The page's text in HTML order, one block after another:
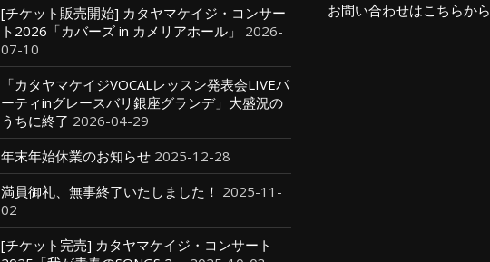
[チケット販売開始] カタヤマケイジ・コンサー
ト2026「カバーズ in カメリアホール」
2026-
07-10
「カタヤマケイジVOCALレッスン発表会LIVEパ
ーティinグレースバリ銀座グランデ」大盛況の
うちに終了 2026-04-29
年末年始休業のお知らせ 2025-12-28
満員御礼、無事終了いたしました！ 2025-11-
02
[チケット完売] カタヤマケイジ・コンサート
お問い合わせはこちらから